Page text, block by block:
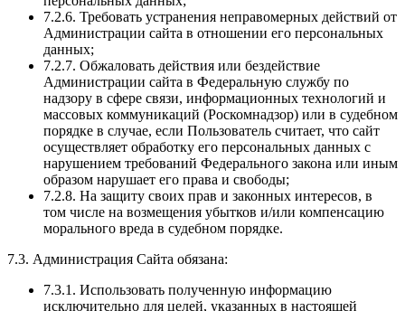
7.2.6. Требовать устранения неправомерных действий от
Администрации сайта в отношении его персональных
данных;
7.2.7. Обжаловать действия или бездействие
Администрации сайта в Федеральную службу по
надзору в сфере связи, информационных технологий и
массовых коммуникаций (Роскомнадзор) или в судебном
порядке в случае, если Пользователь считает, что сайт
осуществляет обработку его персональных данных с
нарушением требований Федерального закона или иным
образом нарушает его права и свободы;
7.2.8. На защиту своих прав и законных интересов, в
том числе на возмещения убытков и/или компенсацию
морального вреда в судебном порядке.
7.3. Администрация Сайта обязана:
7.3.1. Использовать полученную информацию
исключительно для целей, указанных в настоящей